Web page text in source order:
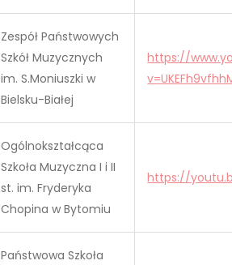
Zespół Państwowych
Szkół Muzycznych
im. S.Moniuszki w
Bielsku-Białej
https://
Ogólnokształcąca
Szkoła Muzyczna I i II
st. im. Fryderyka
Chopina w Bytomiu
https://
Państwowa Szkoła